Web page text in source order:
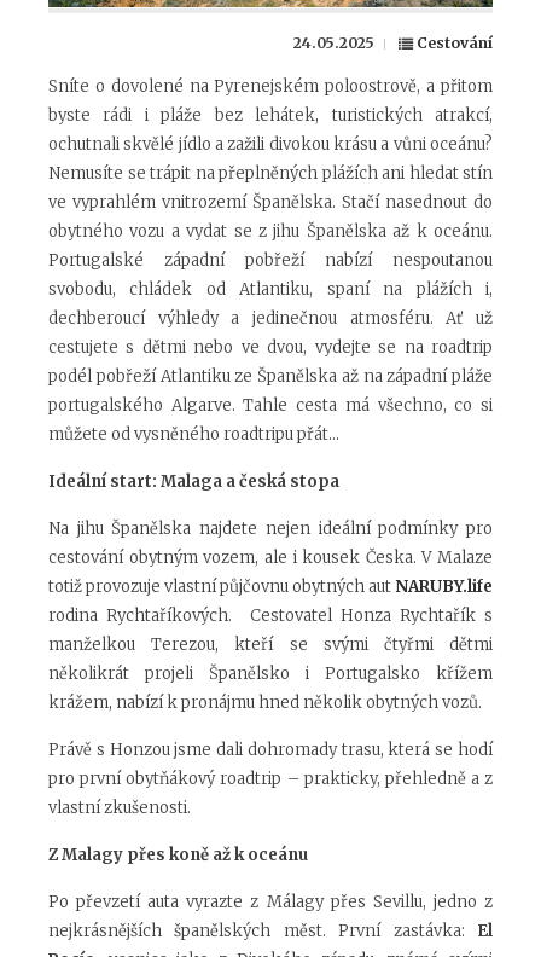
24.05.2025 Cestování
Sníte o dovolené na Pyrenejském poloostrově, a přitom
byste rádi i pláže bez lehátek, turistických atrakcí,
ochutnali skvělé jídlo a zažili divokou krásu a vůni oceánu?
Nemusíte se trápit na přeplněných plážích ani hledat stín
ve vyprahlém vnitrozemí Španělska. Stačí nasednout do
obytného vozu a vydat se z jihu Španělska až k oceánu.
Portugalské západní pobřeží nabízí nespoutanou
svobodu, chládek od Atlantiku, spaní na plážích i,
dechberoucí výhledy a jedinečnou atmosféru. Ať už
cestujete s dětmi nebo ve dvou, vydejte se na roadtrip
podél pobřeží Atlantiku ze Španělska až na západní pláže
portugalského Algarve. Tahle cesta má všechno, co si
můžete od vysněného roadtripu přát...
Ideální start: Malaga a česká stopa
Na jihu Španělska najdete nejen ideální podmínky pro
cestování obytným vozem, ale i kousek Česka. V Malaze
totiž provozuje vlastní půjčovnu obytných autNARUBY.life
rodina Rychtaříkových. Cestovatel Honza Rychtařík s
manželkou Terezou, kteří se svými čtyřmi dětmi
několikrát projeli Španělsko i Portugalsko křížem
krážem, nabízí k pronájmu hned několik obytných vozů.
Právě s Honzou jsme dali dohromady trasu, která se hodí
pro první obytňákový roadtrip – prakticky, přehledně a z
vlastní zkušenosti.
Z Malagy přes koně až k oceánu
Po převzetí auta vyrazte z Málagy přes Sevillu, jedno z
nejkrásnějších španělských měst. První zastávka: El